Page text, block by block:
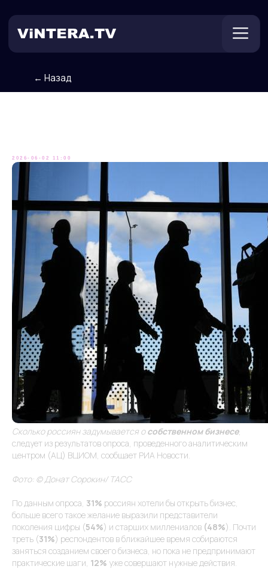
← Назад
2026-06-02 11:00
Сколько россиян задумывается особственном бизнесе,
следует из результатов опроса, проведенного аналитическим
центром (АЦ) ВЦИОМ, сообщает РИА Новости.
Фото: © Донат Сорокин/ ТАСС
По данным опроса, 31% россиян хотели бы открыть бизнес,
больше всего такое желание выразили представители
поколения цифры (54%) и старших миллениалов (48%). Почти
треть (31%) респондентов в ближайшее время собираются
заняться созданием своего бизнеса, но пока не предпринимают
практические шаги, 12% уже совершают нужные действия.